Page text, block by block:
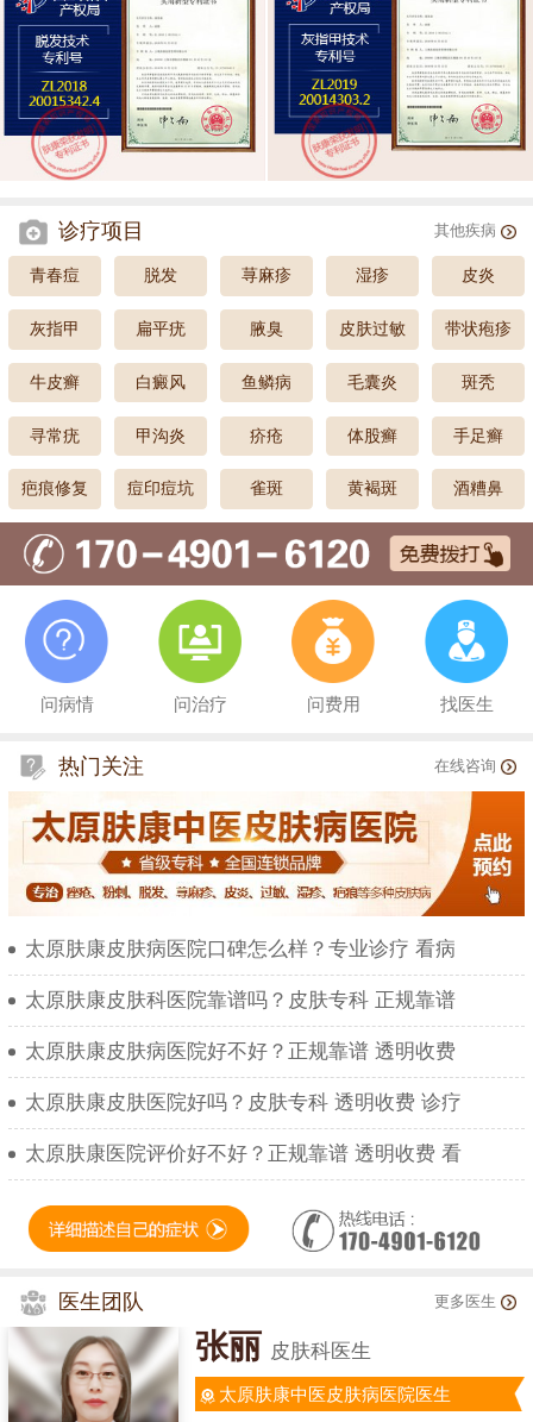
诊疗项目 其他疾病
青春痘 脱发 荨麻疹 湿疹 皮炎
灰指甲 扁平疣 腋臭 皮肤过敏 带状疱疹
牛皮癣 白癜风 鱼鳞病 毛囊炎 斑秃
寻常疣 甲沟炎 疥疮 体股癣 手足癣
疤痕修复 痘印痘坑 雀斑 黄褐斑 酒糟鼻
问病情 问治疗 问费用 找医生
热门关注 在线咨询
太原肤康皮肤病医院口碑怎么样？专业诊疗 看病
太原肤康皮肤科医院靠谱吗？皮肤专科 正规靠谱
太原肤康皮肤病医院好不好？正规靠谱 透明收费
太原肤康皮肤医院好吗？皮肤专科 透明收费 诊疗
太原肤康医院评价好不好？正规靠谱 透明收费 看
医生团队 更多医生
张丽 皮肤科医生
太原肤康中医皮肤病医院医生